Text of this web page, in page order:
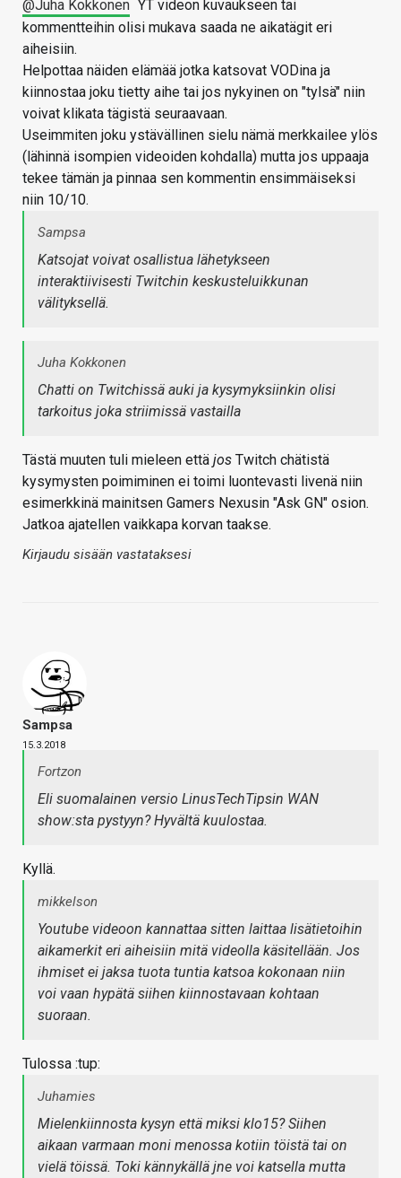
@Juha Kokkonen YT videon kuvaukseen tai
kommentteihin olisi mukava saada ne aikatägit eri
aiheisiin.
Helpottaa näiden elämää jotka katsovat VODina ja
kiinnostaa joku tietty aihe tai jos nykyinen on "tylsä" niin
voivat klikata tägistä seuraavaan.
Useimmiten joku ystävällinen sielu nämä merkkailee ylös
(lähinnä isompien videoiden kohdalla) mutta jos uppaaja
tekee tämän ja pinnaa sen kommentin ensimmäiseksi
niin 10/10.
Sampsa
Katsojat voivat osallistua lähetykseen
interaktiivisesti Twitchin keskusteluikkunan
välityksellä.
Juha Kokkonen
Chatti on Twitchissä auki ja kysymyksiinkin olisi
tarkoitus joka striimissä vastailla
Tästä muuten tuli mieleen että jos Twitch chätistä
kysymysten poimiminen ei toimi luontevasti livenä niin
esimerkkinä mainitsen Gamers Nexusin "Ask GN" osion.
Jatkoa ajatellen vaikkapa korvan taakse.
Kirjaudu sisään vastataksesi
Sampsa
15.3.2018
Fortzon
Eli suomalainen versio LinusTechTipsin WAN
show:sta pystyyn? Hyvältä kuulostaa.
Kyllä.
mikkelson
Youtube videoon kannattaa sitten laittaa lisätietoihin
aikamerkit eri aiheisiin mitä videolla käsitellään. Jos
ihmiset ei jaksa tuota tuntia katsoa kokonaan niin
voi vaan hypätä siihen kiinnostavaan kohtaan
suoraan.
Tulossa :tup:
Juhamies
Mielenkiinnosta kysyn että miksi klo15? Siihen
aikaan varmaan moni menossa kotiin töistä tai on
vielä töissä. Toki kännykällä jne voi katsella mutta